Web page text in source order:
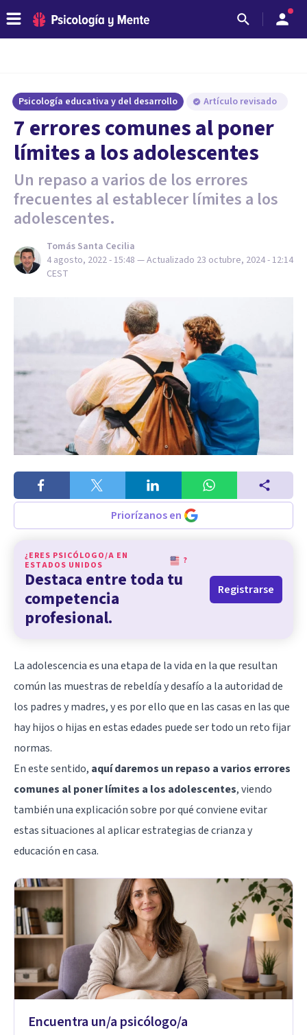
Psicología educativa y del desarrollo Artículo revisado
7 errores comunes al poner
límites a los adolescentes
Un repaso a varios de los errores
frecuentes al establecer límites a los
adolescentes.
Tomás Santa Cecilia
4 agosto, 2022 - 15:48 — Actualizado 23 octubre, 2024 - 12:14
CEST
Priorízanos en
¿ERES PSICÓLOGO/A EN
ESTADOS UNIDOS
?
Destaca entre toda tu
competencia
profesional.
Registrarse
La adolescencia es una etapa de la vida en la que resultan
común las muestras de rebeldía y desafío a la autoridad de
los padres y madres, y es por ello que en las casas en las que
hay hijos o hijas en estas edades puede ser todo un reto fijar
normas.
En este sentido, aquí daremos un repaso a varios errores
comunes al poner límites a los adolescentes, viendo
también una explicación sobre por qué conviene evitar
estas situaciones al aplicar estrategias de crianza y
educación en casa.
Encuentra un/a psicólogo/a